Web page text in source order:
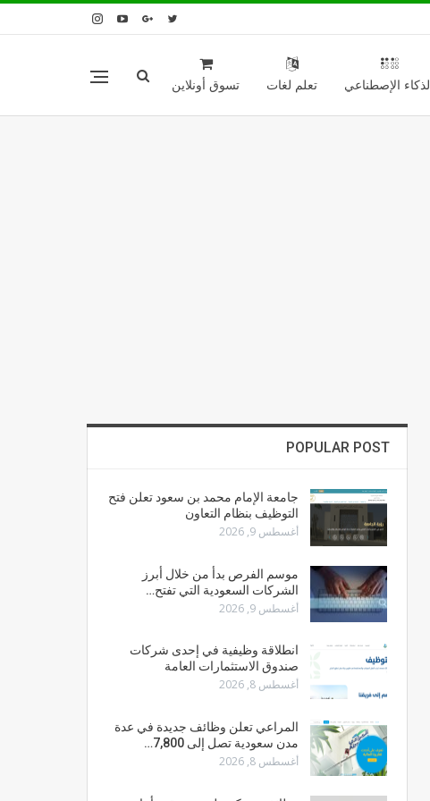
الذكاء الإصطناعي تعلم لغات تسوق أونلاين
POPULAR POST
جامعة الإمام محمد بن سعود تعلن فتح
التوظيف بنظام التعاون
أغسطس 9, 2026
موسم الفرص بدأ من خلال أبرز
الشركات السعودية التي تفتح…
أغسطس 9, 2026
انطلاقة وظيفية في إحدى شركات
صندوق الاستثمارات العامة
أغسطس 8, 2026
المراعي تعلن وظائف جديدة في عدة
مدن سعودية تصل إلى 7,800…
أغسطس 8, 2026